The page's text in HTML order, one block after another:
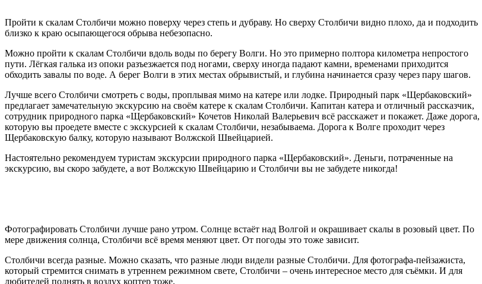
Пройти к скалам Столбичи можно поверху через степь и дубраву. Но сверху Столбичи видно плохо, да и подходить
близко к краю осыпающегося обрыва небезопасно.
Можно пройти к скалам Столбичи вдоль воды по берегу Волги. Но это примерно полтора километра непростого
пути. Лёгкая галька из опоки разъезжается под ногами, сверху иногда падают камни, временами приходится
обходить завалы по воде. А берег Волги в этих местах обрывистый, и глубина начинается сразу через пару шагов.
Лучше всего Столбичи смотреть с воды, проплывая мимо на катере или лодке. Природный парк «Щербаковский»
предлагает замечательную экскурсию на своём катере к скалам Столбичи. Капитан катера и отличный рассказчик,
сотрудник природного парка «Щербаковский» Кочетов Николай Валерьевич всё расскажет и покажет. Даже дорога,
которую вы проедете вместе с экскурсией к скалам Столбичи, незабываема. Дорога к Волге проходит через
Щербаковскую балку, которую называют Волжской Швейцарией.
Настоятельно рекомендуем туристам экскурсии природного парка «Щербаковский». Деньги, потраченные на
экскурсию, вы скоро забудете, а вот Волжскую Швейцарию и Столбичи вы не забудете никогда!
Фотографировать Столбичи лучше рано утром. Солнце встаёт над Волгой и окрашивает скалы в розовый цвет. По
мере движения солнца, Столбичи всё время меняют цвет. От погоды это тоже зависит.
Столбичи всегда разные. Можно сказать, что разные люди видели разные Столбичи. Для фотографа-пейзажиста,
который стремится снимать в утреннем режимном свете, Столбичи – очень интересное место для съёмки. И для
любителей поднять в воздух коптер тоже.